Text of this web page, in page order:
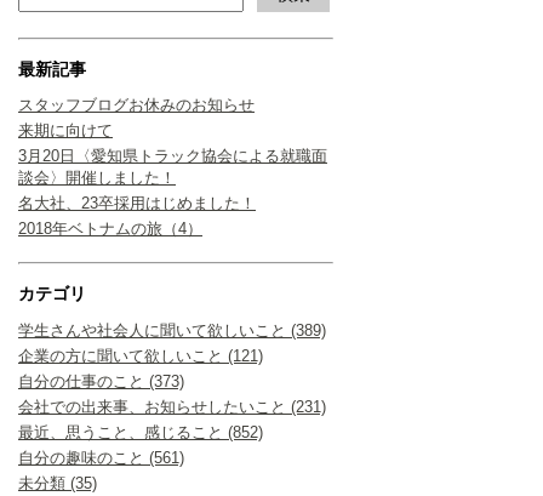
最新記事
スタッフブログお休みのお知らせ
来期に向けて
3月20日〈愛知県トラック協会による就職面
談会〉開催しました！
名大社、23卒採用はじめました！
2018年ベトナムの旅（4）
カテゴリ
学生さんや社会人に聞いて欲しいこと (389)
企業の方に聞いて欲しいこと (121)
自分の仕事のこと (373)
会社での出来事、お知らせしたいこと (231)
最近、思うこと、感じること (852)
自分の趣味のこと (561)
未分類 (35)